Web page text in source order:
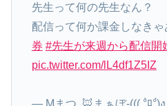
先生って何の先生なん？
配信って何か課金しなき
券 #先生が来週から配信開
pic.twitter.com/lL4df1Z5IZ